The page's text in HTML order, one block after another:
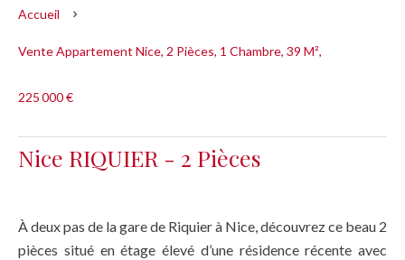
Accueil
Vente Appartement Nice, 2 Pièces, 1 Chambre, 39 M²,
225 000 €
Nice RIQUIER - 2 Pièces
À deux pas de la gare de Riquier à Nice, découvrez ce beau 2
pièces situé en étage élevé d’une résidence récente avec